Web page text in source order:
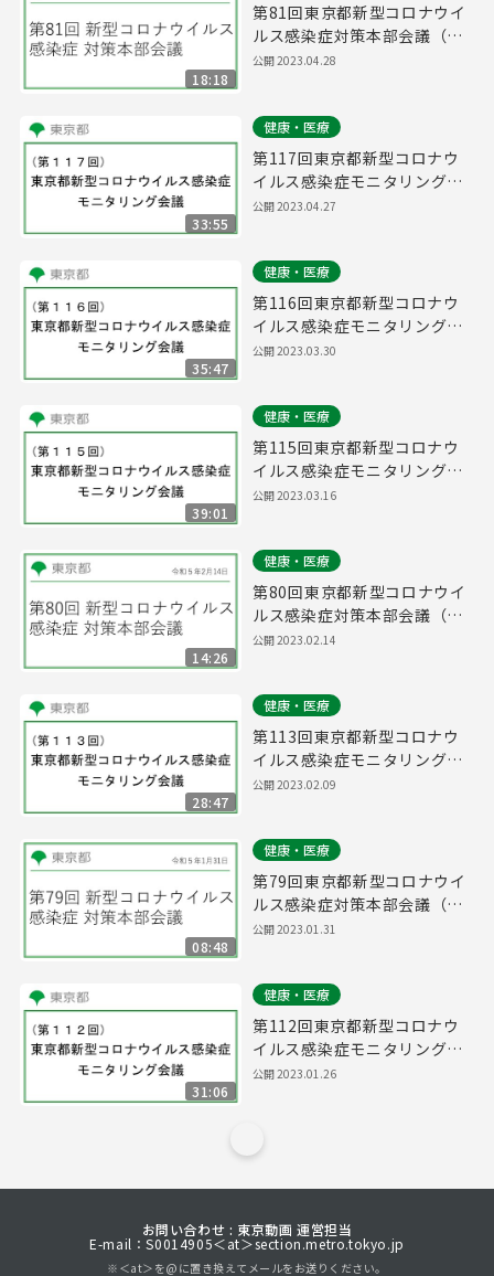
18:18
第81回東京都新型コロナウイ
ルス感染症対策本部会議（令
和5年4月28日 17時00分～）
公開2023.04.28
33:55
健康・医療
第117回東京都新型コロナウ
イルス感染症モニタリング会
議(令和5年4月28日11時00分
公開2023.04.27
35:47
健康・医療
第116回東京都新型コロナウ
イルス感染症モニタリング会
議(令和5年3月30日13時00分
公開2023.03.30
39:01
健康・医療
第115回東京都新型コロナウ
イルス感染症モニタリング会
議(令和5年3月16日14時45分
公開2023.03.16
14:26
健康・医療
第80回東京都新型コロナウイ
ルス感染症対策本部会議（令
和5年2月14日 16時45分～）
公開2023.02.14
28:47
健康・医療
第113回東京都新型コロナウ
イルス感染症モニタリング会
議(令和5年2月9日17時15分
公開2023.02.09
08:48
健康・医療
第79回東京都新型コロナウイ
ルス感染症対策本部会議（令
和5年1月31日 16時15分～）
公開2023.01.31
31:06
健康・医療
第112回東京都新型コロナウ
イルス感染症モニタリング会
議(令和5年1月26日16時15分
公開2023.01.26
お問い合わせ : 東京動画 運営担当
E-mail：S0014905＜at＞section.metro.tokyo.jp
※＜at＞を@に置き換えてメールをお送りください。